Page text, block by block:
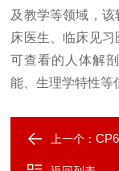
及教学等领域，
床医生、临床见
可查看的人体解
能、生理学特性等
上一个：